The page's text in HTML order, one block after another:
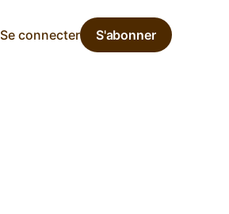
Se connecter S'abonner